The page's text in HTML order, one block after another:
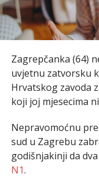
Zagrepčanka (64)
uvjetnu zatvorsku
Hrvatskog zavoda
koji joj mjesecima
Nepravomoćnu
sud u Zagrebu
godišnjakinji da
N1.